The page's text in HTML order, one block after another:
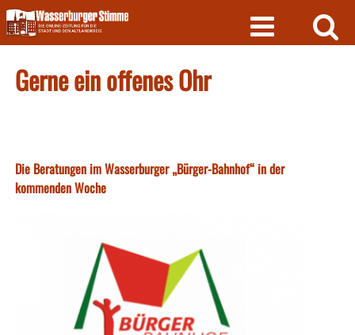
Skip
to
content
Gerne ein offenes Ohr
Die Beratungen im Wasserburger „Bürger-Bahnhof“ in der
kommenden Woche